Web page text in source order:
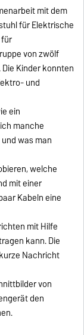
mit dem
für Elektrische
von zwölf
Kinder konnten
und
ein
manche
was man
welche
mit einer
Kabeln eine
mit Hilfe
kann. Die
Nachricht
von
den